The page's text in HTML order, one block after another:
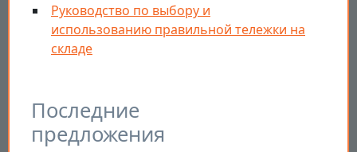
Последние
предложения
Руководство по выбору и
использованию правильной тележки на
складе